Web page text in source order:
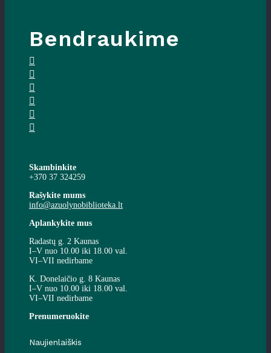
Bendraukime
Skambinkite
+370 37 324259
Rašykite mums
info@azuolynobiblioteka.lt
Aplankykite mus
Radastų g. 2 Kaunas
I–V nuo 10.00 iki 18.00 val.
VI–VII nedirbame
K. Donelaičio g. 8 Kaunas
I–V nuo 10.00 iki 18.00 val.
VI–VII nedirbame
Prenumeruokite
Naujienlaiškis